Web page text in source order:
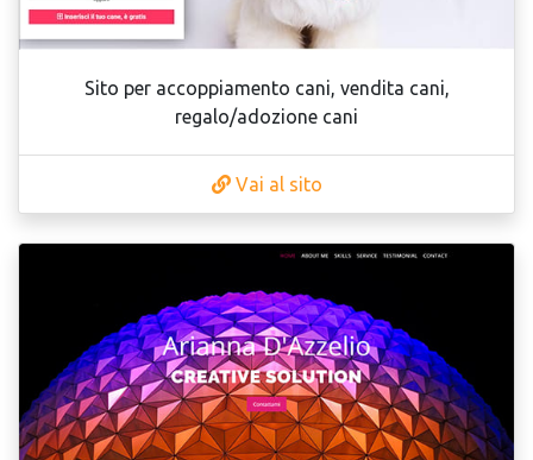
Sito per accoppiamento cani, vendita cani,
regalo/adozione cani
Vai al sito